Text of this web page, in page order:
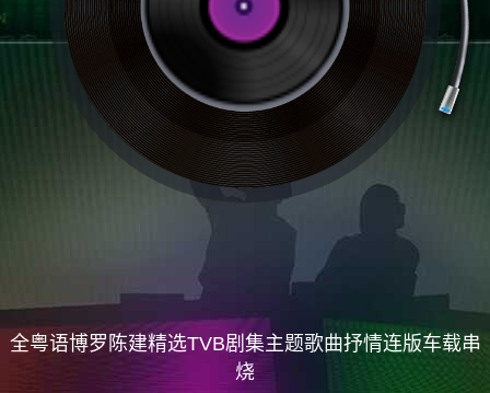
全粤语博罗陈建精选TVB剧集主题歌曲抒情连版车载串
烧